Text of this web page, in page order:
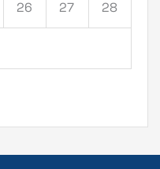
26 27 28